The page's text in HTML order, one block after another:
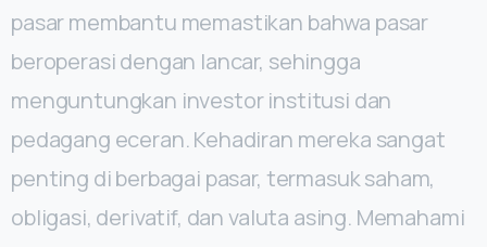
pasar membantu memastikan bahwa pasar
beroperasi dengan lancar, sehingga
menguntungkan investor institusi dan
pedagang eceran. Kehadiran mereka sangat
penting di berbagai pasar, termasuk saham,
obligasi, derivatif, dan valuta asing. Memahami